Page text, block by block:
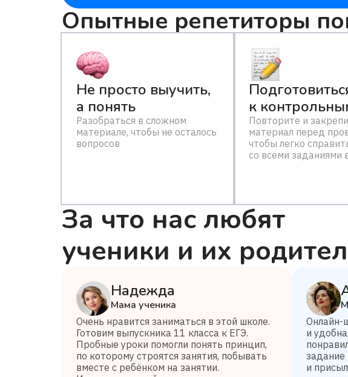
Опытные репетиторы
Не просто выучить,
а понять
Разобраться в сложном
материале, чтобы не осталось
вопросов
к
Повторите и
материал перед
чтобы легко
со всеми заданиями
За что нас любят
ученики и их
Надежда
Мама ученика
Очень нравится заниматься в этой школе.
Готовим выпускника 11 класса к ЕГЭ.
Пробные уроки помогли понять принцип,
по которому строятся занятия, побывать
вместе с ребёнком на занятии.
Онлайн-
и
задание
и